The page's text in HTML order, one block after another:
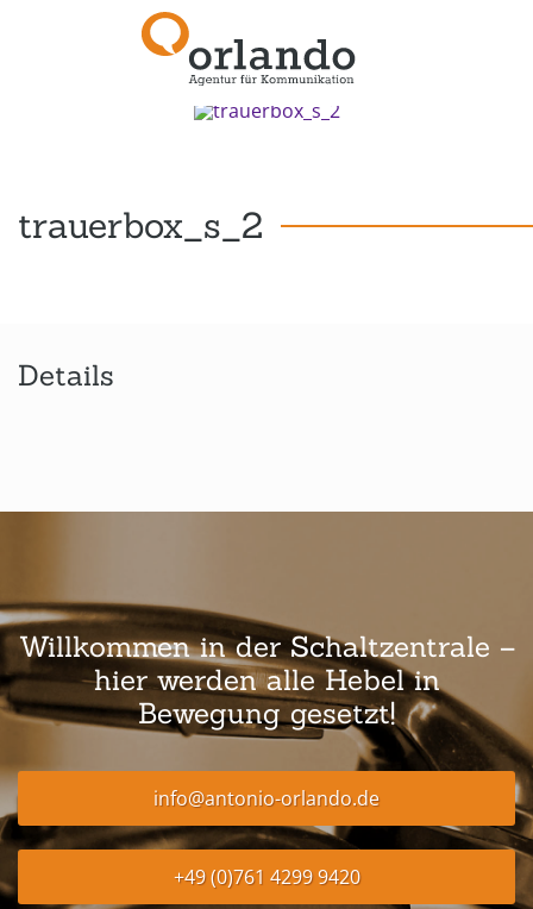
trauerbox_s_2
Details
Willkommen in der Schaltzentrale –
hier werden alle Hebel in
Bewegung gesetzt!
info@antonio-orlando.de
+49 (0)761 4299 9420